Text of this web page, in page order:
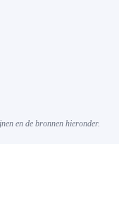
en de bronnen hieronder.